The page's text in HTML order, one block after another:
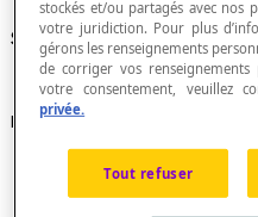
Synonyme de
Recherche par thème
Algèbre
Arithmétique
stockés et/ou partagés avec nos
votre juridiction. Pour plus
gérons les renseignements
de corriger vos
votre consentement, veuillez
privée.
Tout refuser